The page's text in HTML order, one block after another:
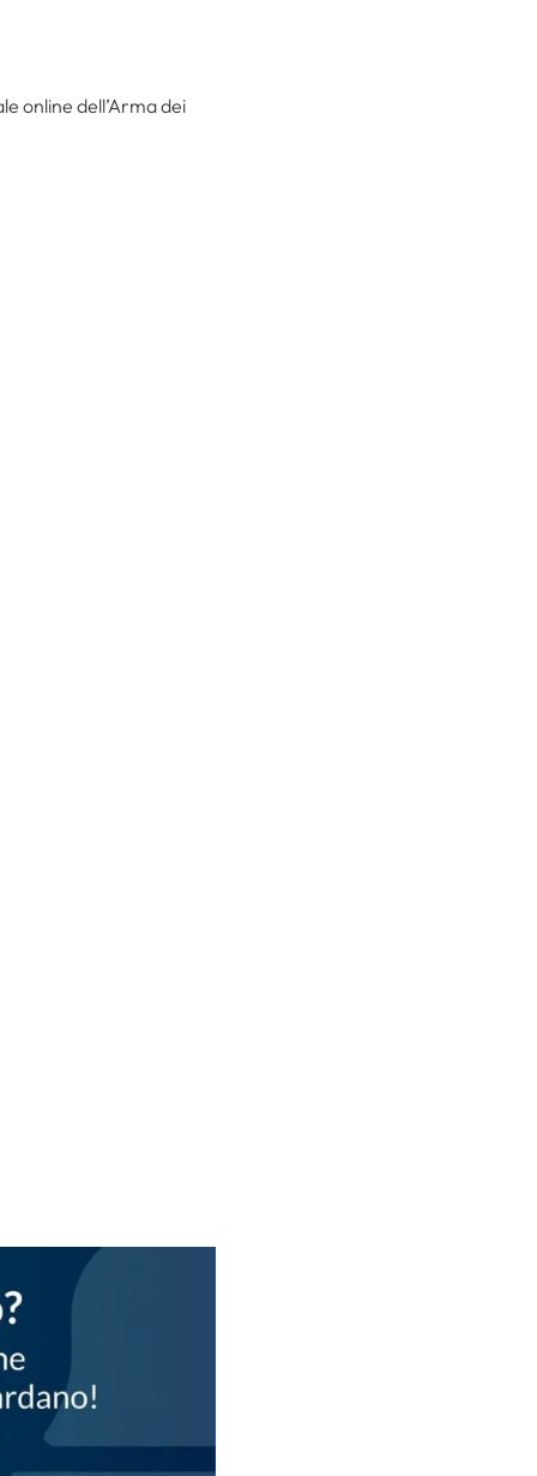
online dell’Arma dei